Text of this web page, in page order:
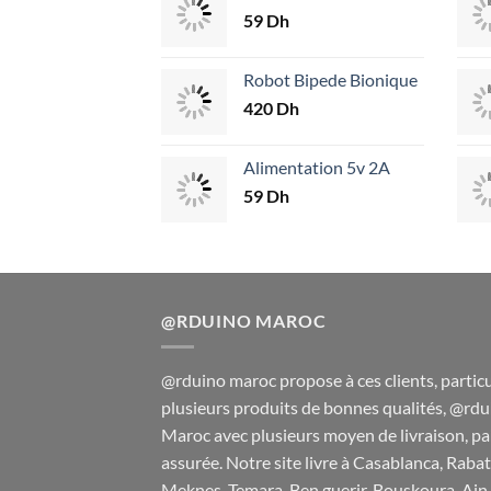
59 Dh
Robot Bipede Bionique
420 Dh
Alimentation 5v 2A
59 Dh
@RDUINO MAROC
@rduino maroc propose à ces clients,
plusieurs produits de bonnes qualités,
Maroc avec plusieurs moyen de livraison,
assurée. Notre site livre à Casablanca,